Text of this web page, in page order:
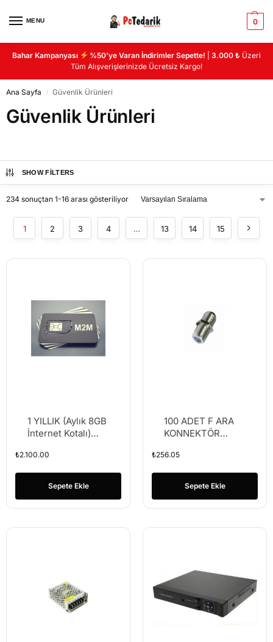
MENU 0
Bahar Kampanyası %50’ye Varan İndirimler Sepette! |3.000 ₺ Üzeri
Tüm Alışverişlerinizde Ücretsiz Kargo!
Ana Sayfa / Güvenlik Ürünleri
Güvenlik Ürünleri
SHOW FILTERS
234 sonuçtan 1-16 arası gösteriliyor
1 2 3 4 … 13 14 15
1 YILLIK (Aylık 8GB
İnternet Kotalı)
Taahhütsüz – 4g
Kameralar Türkcell
₺2.100.00
Sepete Ekle
100 ADET F ARA
KONNEKTÖR
₺256.05
Sepete Ekle